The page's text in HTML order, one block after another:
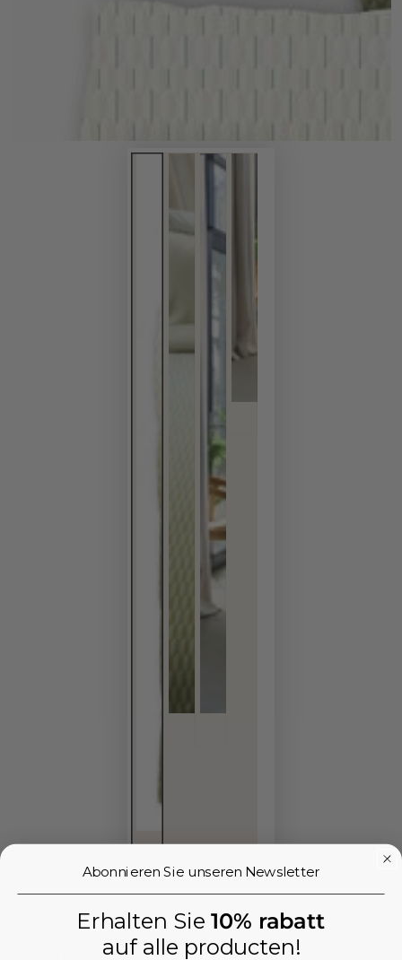
Startseite /
BEDDINGHOUSE
Beddinghouse Nora Bettwäsche - Grün
Abonnieren Sie unseren Newsletter
Erhalten Sie 10% rabatt
auf alle producten!